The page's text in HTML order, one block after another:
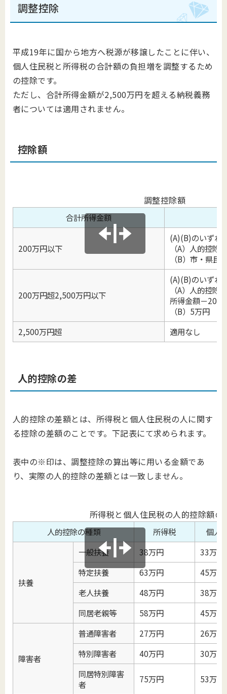
調整控除
平成19年に国から地方へ税源が移譲したことに伴い、
個人住民税と所得税の合計額の負担増を調整するため
の控除です。
ただし、合計所得金額が2,500万円を超える納税義務
者については適用されません。
控除額
調整控除額
合計所得金額
200万円以下
(A)(B)のいずれ
（A）人的控除
（B）市・県民
200万円超2,500万円以下
(A)(B)のいずれ
（A）人的控除
所得金額－200
（B）5万円
2,500万円超
適用なし
人的控除の差
人的控除の差額とは、所得税と個人住民税の人に関す
る控除の差額のことです。下記表にて求められます。
表中の※印は、調整控除の算出等に用いる金額であ
り、実際の人的控除の差額とは一致しません。
所得税と個人住民税の人的控除額の
人的控除の種類 所得税 個人
扶養
一般扶養 38万円
33万円
特定扶養
63万円
45万円
老人扶養
48万円
38万円
同居老親等
58万円 45万円
障害者
普通障害者 27万円
26万円
特別障害者
40万円
30万円
同居特別障害
者
75万円 53万円